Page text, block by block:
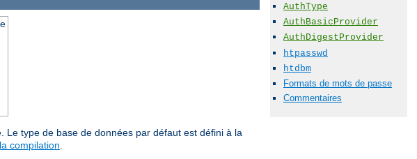
AuthType
AuthBasicProvider
AuthDigestProvider
htpasswd
htdbm
Formats de mots de passe
Commentaires
type de base de données par défaut est défini à la
compilation